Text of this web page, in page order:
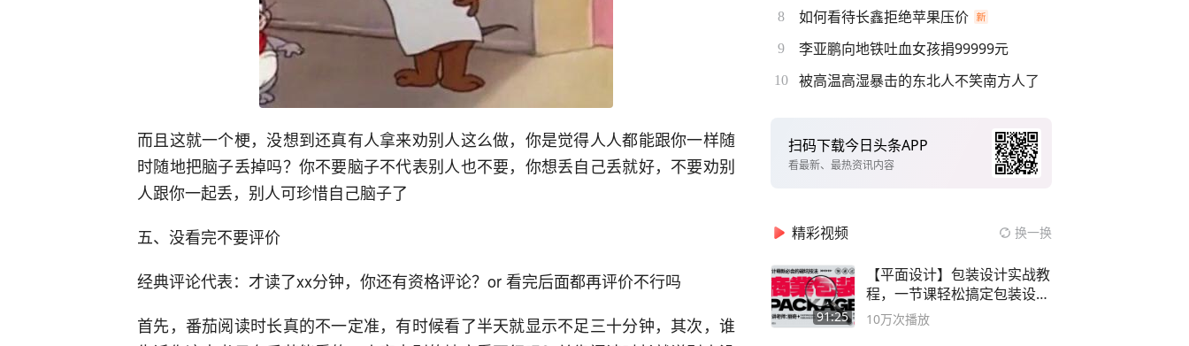
而且这就一个梗，没想到还真有人拿来劝别人这么做，你是觉得人人都能跟你一样随
时随地把脑子丢掉吗？你不要脑子不代表别人也不要，你想丢自己丢就好，不要劝别
人跟你一起丢，别人可珍惜自己脑子了
五、没看完不要评价
经典评论代表：才读了xx分钟，你还有资格评论？or 看完后面都再评价不行吗
首先，番茄阅读时长真的不一定准，有时候看了半天就显示不足三十分钟，其次，谁
8 如何看待长鑫拒绝苹果压价
9 李亚鹏向地铁吐血女孩捐99999元
10 被高温高湿暴击的东北人不笑南方人了
扫码下载今日头条APP
看最新、最热资讯内容
精彩视频 换一换
91:25
【平面设计】包装设计实战教
程，一节课轻松搞定包装设计
流程！
10万次播放